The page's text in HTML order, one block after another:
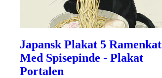
Japansk Plakat 5 Ramenkat
Med Spisepinde - Plakat
Portalen